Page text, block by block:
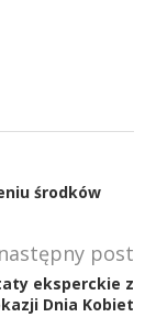
środków
następny post
eksperckie z
Dnia Kobiet